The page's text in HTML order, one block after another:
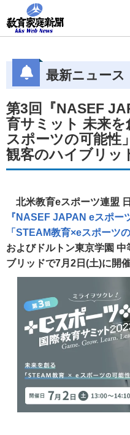
最新ニュース
第3回『NASEF
育サミット 未来
スポーツの可能性
観客のハイブリッ
北米教育eスポーツ連盟
『NASEF JAPAN eスポー
「STEAM教育×eスポーツ
およびドルトン東京学園
ブリッドで7月2日(土)に開催